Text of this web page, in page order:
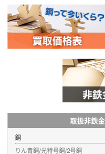
取扱非鉄
銅
りん青銅/光特号銅/2号銅